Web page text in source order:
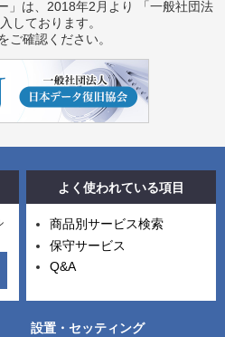
」は、2018年2月より
「一般社団法
しております。
ご確認ください。
よく使われている項目
商品別サービス検索
保守サービス
Q&A
設置・セッティング